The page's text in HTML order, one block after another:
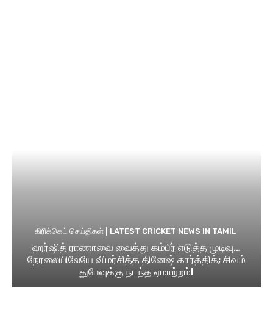
கிரிக்கெட் செய்திகள் | LATEST CRICKET NEWS IN TAMIL
ஹர்ஷித் ராணாவை வைத்து கம்பீர் எடுத்த முடிவு…
நேரலையிலேயே விமர்சித்த தினேஷ் கார்த்திக்; சிவம்
துபேவுக்கு நடந்த ஏமாற்றம்!